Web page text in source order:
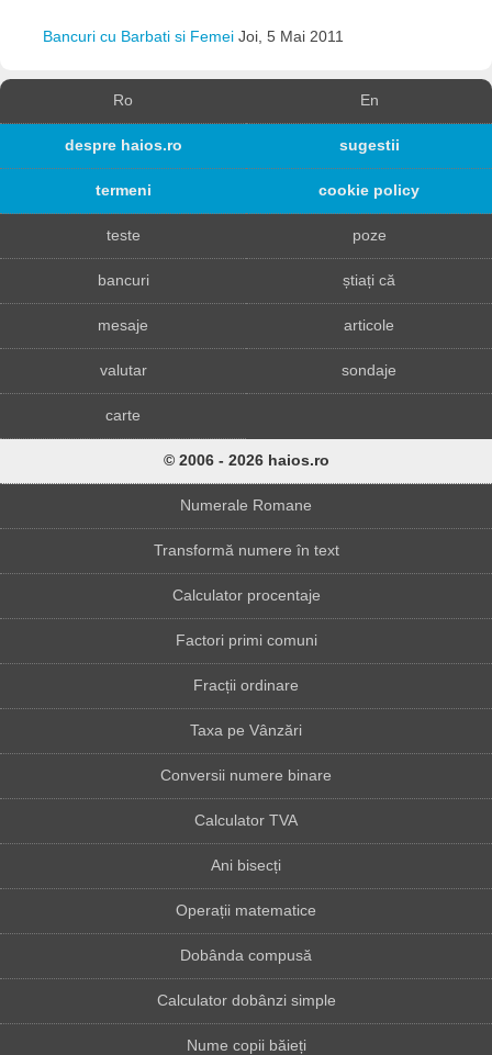
Bancuri cu Barbati si Femei Joi, 5 Mai 2011
Ro En
despre haios.ro sugestii
termeni cookie policy
teste poze
bancuri știați că
mesaje articole
valutar sondaje
carte
© 2006 - 2026 haios.ro
Numerale Romane
Transformă numere în text
Calculator procentaje
Factori primi comuni
Fracții ordinare
Taxa pe Vânzări
Conversii numere binare
Calculator TVA
Ani bisecți
Operații matematice
Dobânda compusă
Calculator dobânzi simple
Nume copii băieți